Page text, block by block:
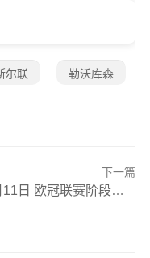
尔联 勒沃库森
下一篇
冠联赛阶段第6轮 布鲁日vs阿森纳 全场录像